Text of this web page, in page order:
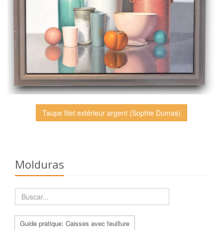
Taupe filet extérieur argent (Sophie Dumas)
Molduras
Guide pratique: Caisses avec feuillure